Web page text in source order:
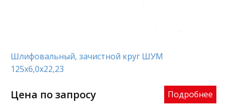
Шлифовальный, зачистной круг ШУМ
125х6,0х22,23
Цена по запросу Подробнее